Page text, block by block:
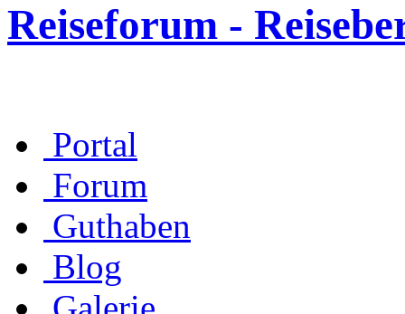
Reiseforum -
Portal
Forum
Guthaben
Blog